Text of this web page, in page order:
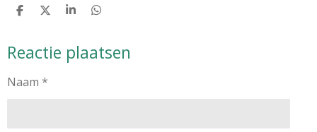
D
e
n
D
l
S
r
e
D
e
n
Reactie plaatsen
Naam *